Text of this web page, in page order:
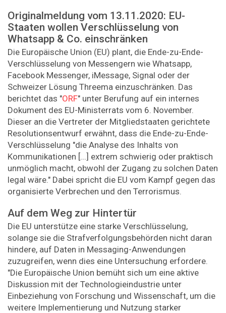
Originalmeldung vom 13.11.2020: EU-
Staaten wollen Verschlüsselung von
Whatsapp & Co. einschränken
Die Europäische Union (EU) plant, die Ende-zu-Ende-
Verschlüsselung von Messengern wie Whatsapp,
Facebook Messenger, iMessage, Signal oder der
Schweizer Lösung Threema einzuschränken. Das
berichtet das "ORF" unter Berufung auf ein internes
Dokument des EU-Ministerrats vom 6. November.
Dieser an die Vertreter der Mitgliedstaaten gerichtete
Resolutionsentwurf erwähnt, dass die Ende-zu-Ende-
Verschlüsselung "die Analyse des Inhalts von
Kommunikationen [...] extrem schwierig oder praktisch
unmöglich macht, obwohl der Zugang zu solchen Daten
legal wäre." Dabei spricht die EU vom Kampf gegen das
organisierte Verbrechen und den Terrorismus.
Auf dem Weg zur Hintertür
Die EU unterstütze eine starke Verschlüsselung,
solange sie die Strafverfolgungsbehörden nicht daran
hindere, auf Daten in Messaging-Anwendungen
zuzugreifen, wenn dies eine Untersuchung erfordere.
"Die Europäische Union bemüht sich um eine aktive
Diskussion mit der Technologieindustrie unter
Einbeziehung von Forschung und Wissenschaft, um die
weitere Implementierung und Nutzung starker